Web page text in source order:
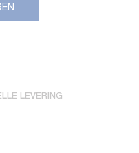
LEVERING